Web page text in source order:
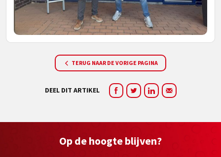
TERUG NAAR DE VORIGE PAGINA
DEEL DIT ARTIKEL
Op de hoogte blijven?